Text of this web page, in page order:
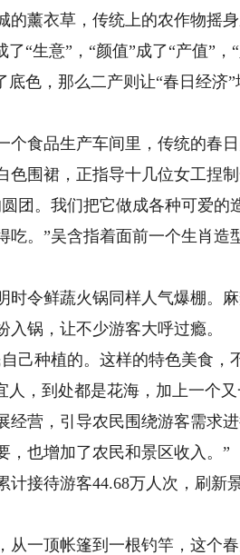
薰衣草，传统上的农作物摇身
“生意”，“颜值”成了“产值”，“
色，那么二产则让“春日经济”
品生产车间里，传统的春日
围裙，正指导十几位女工捏制
团。我们把它做成各种可爱
吃。”吴含指着面前一个生肖造
令鲜蔬火锅同样人气爆棚。麻
锅，让不少游客大呼过瘾。
种植的。这样的特色美食，
人，到处都是花海，加上一个
经营，引导农民围绕游客需求
，也增加了农民和景区收入。”
接待游客44.68万人次，刷新
一顶帐篷到一根钓竿，这个春